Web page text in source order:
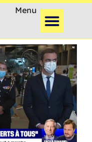
Menu